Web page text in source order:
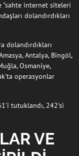
"sahte internet siteleri
dolandırdıkları
Antalya, Bingöl,
Osmaniye,
operasyonlar
tutuklandı, 242'si
VE